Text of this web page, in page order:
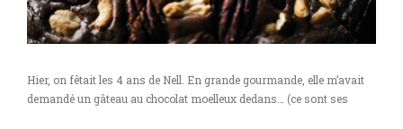
Hier, on fêtait les 4 ans de Nell. En grande gourmande, elle m’avait
demandé un gâteau au chocolat moelleux dedans… (ce sont ses